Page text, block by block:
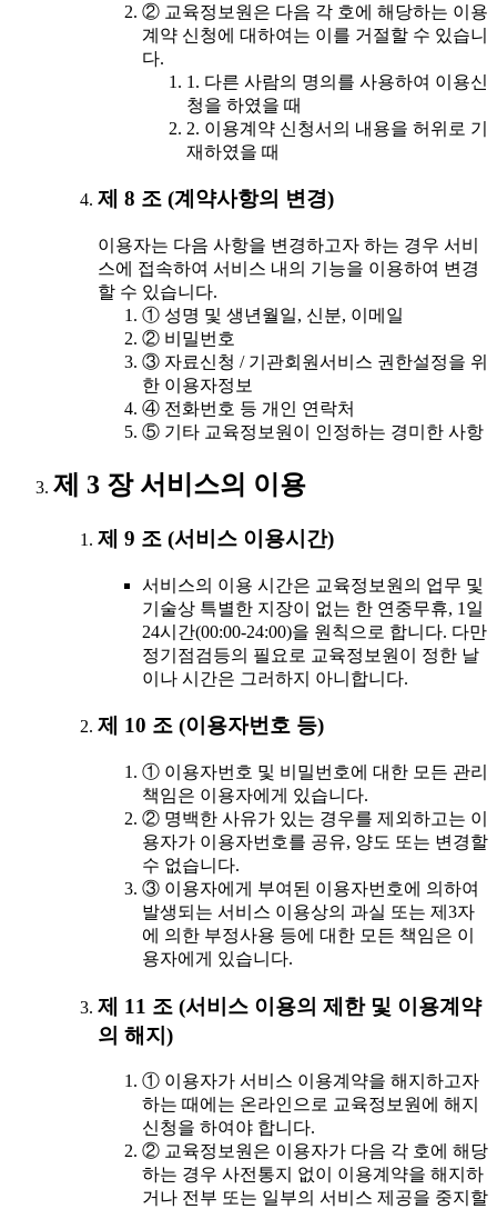
② 교육정보원은 다음 각 호에 해당하는 이용
계약 신청에 대하여는 이를 거절할 수 있습니
다.
1. 다른 사람의 명의를 사용하여 이용신
청을 하였을 때
2. 이용계약 신청서의 내용을 허위로 기
재하였을 때
제 8 조 (계약사항의 변경)
이용자는 다음 사항을 변경하고자 하는 경우 서비
스에 접속하여 서비스 내의 기능을 이용하여 변경
할 수 있습니다.
① 성명 및 생년월일, 신분, 이메일
② 비밀번호
③ 자료신청 / 기관회원서비스 권한설정을 위
한 이용자정보
④ 전화번호 등 개인 연락처
⑤ 기타 교육정보원이 인정하는 경미한 사항
제 3 장 서비스의 이용
제 9 조 (서비스 이용시간)
서비스의 이용 시간은 교육정보원의 업무 및
기술상 특별한 지장이 없는 한 연중무휴, 1일
24시간(00:00-24:00)을 원칙으로 합니다. 다만
정기점검등의 필요로 교육정보원이 정한 날
이나 시간은 그러하지 아니합니다.
제 10 조 (이용자번호 등)
① 이용자번호 및 비밀번호에 대한 모든 관리
책임은 이용자에게 있습니다.
② 명백한 사유가 있는 경우를 제외하고는 이
용자가 이용자번호를 공유, 양도 또는 변경할
수 없습니다.
③ 이용자에게 부여된 이용자번호에 의하여
발생되는 서비스 이용상의 과실 또는 제3자
에 의한 부정사용 등에 대한 모든 책임은 이
용자에게 있습니다.
제 11 조 (서비스 이용의 제한 및 이용계약
의 해지)
① 이용자가 서비스 이용계약을 해지하고자
하는 때에는 온라인으로 교육정보원에 해지
신청을 하여야 합니다.
② 교육정보원은 이용자가 다음 각 호에 해당
하는 경우 사전통지 없이 이용계약을 해지하
거나 전부 또는 일부의 서비스 제공을 중지할